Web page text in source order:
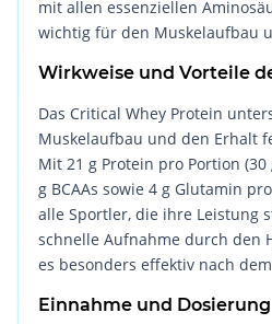
mit allen essenziellen
wichtig für den Muskelaufbau
Wirkweise und Vorteile
Das Critical Whey Protein
Muskelaufbau und den Erhalt
Mit 21 g Protein pro Portion
g BCAAs sowie 4 g Glutamin
alle Sportler, die ihre Leistung
schnelle Aufnahme durch den
es besonders effektiv nach
Einnahme und Dosierung